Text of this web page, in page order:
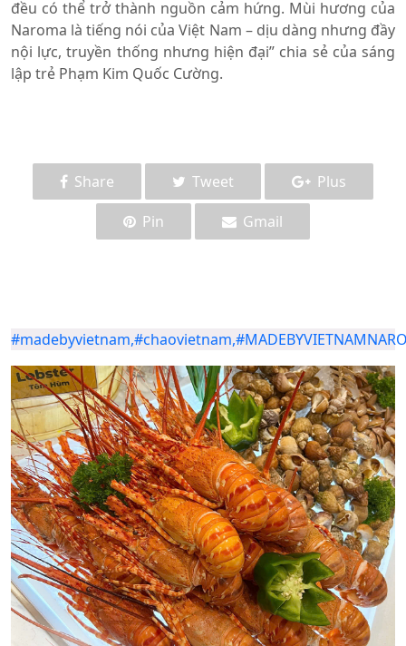
đều có thể trở thành nguồn cảm hứng. Mùi hương của
Naroma là tiếng nói của Việt Nam – dịu dàng nhưng đầy
nội lực, truyền thống nhưng hiện đại” chia sẻ của sáng
lập trẻ Phạm Kim Quốc Cường.
Share Tweet
Plus
Pin
Gmail